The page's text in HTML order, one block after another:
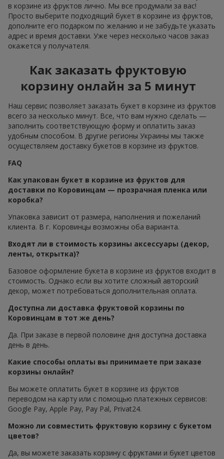
в корзине из фруктов лично. Мы все продумали за вас!
Просто выберите подходящий букет в корзине из фруктов,
дополните его подарком по желанию и не забудьте указать
адрес и время доставки. Уже через несколько часов заказ
окажется у получателя.
Как заказать фруктовую
корзину онлайн за 5 минут
Наш сервис позволяет заказать букет в корзине из фруктов
всего за несколько минут. Все, что вам нужно сделать —
заполнить соответствующую форму и оплатить заказ
удобным способом. В другие регионы Украины мы также
осуществляем доставку букетов в корзине из фруктов.
FAQ
Как упакован букет в корзине из фруктов для
доставки по Коровинцам — прозрачная пленка или
коробка?
Упаковка зависит от размера, наполнения и пожеланий
клиента. В г. Коровинцы возможны оба варианта.
Входят ли в стоимость корзины аксессуары (декор,
ленты, открытка)?
Базовое оформление букета в корзине из фруктов входит в
стоимость. Однако если вы хотите сложный авторский
декор, может потребоваться дополнительная оплата.
Доступна ли доставка фруктовой корзины по
Коровинцам в тот же день?
Да. При заказе в первой половине дня доступна доставка
день в день.
Какие способы оплаты вы принимаете при заказе
корзины онлайн?
Вы можете оплатить букет в корзине из фруктов
переводом на карту или с помощью платежных сервисов:
Google Pay, Apple Pay, Pay Pal, Privat24.
Можно ли совместить фруктовую корзину с букетом
цветов?
Да, вы можете заказать корзину с фруктами и букет цветов